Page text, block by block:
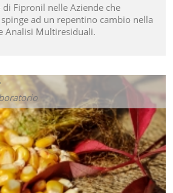
di Fipronil nelle Aziende che
ad un repentino cambio nella
Analisi Multiresiduali.